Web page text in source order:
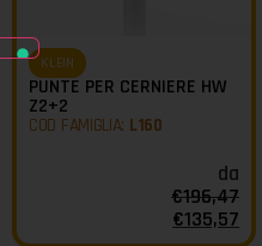
KLEIN
PUNTE PER CERNIERE HW
Z2+2
COD FAMIGLIA: L160
da
€196,47
€135,57